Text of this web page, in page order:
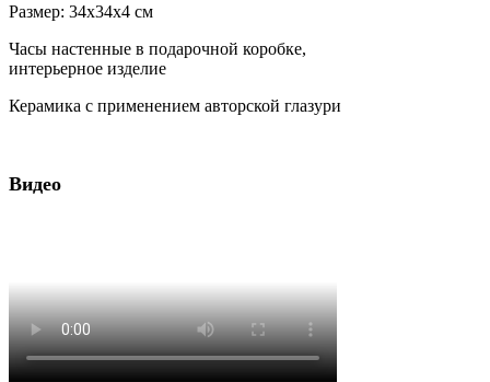
Размер: 34x34x4 см
Часы настенные в подарочной коробке,
интерьерное изделие
Керамика с применением авторской глазури
Видео